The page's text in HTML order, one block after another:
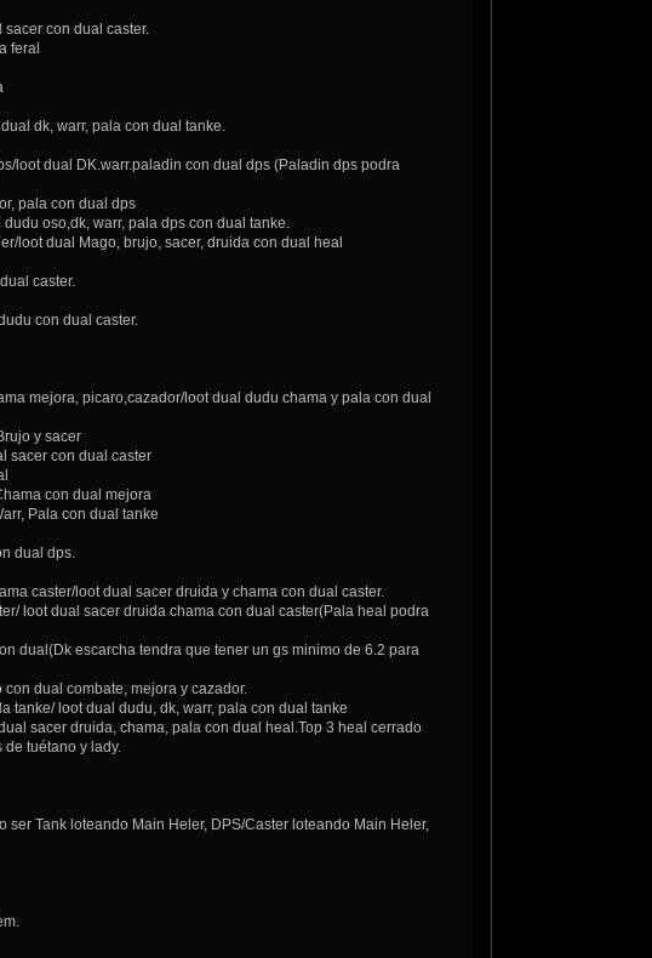
sacer con dual caster.
feral
dk, warr, pala con dual tanke.
loot dual DK.warr.paladin con dual dps (Paladin dps podra
pala con dual dps
oso,dk, warr, pala dps con dual tanke.
loot dual Mago, brujo, sacer, druida con dual heal
caster.
con dual caster.
mejora, picaro,cazador/loot dual dudu chama y pala con dual
y sacer
sacer con dual caster
con dual mejora
Pala con dual tanke
dual dps.
caster/loot dual sacer druida y chama con dual caster.
loot dual sacer druida chama con dual caster(Pala heal podra
dual(Dk escarcha tendra que tener un gs minimo de 6.2 para
con dual combate, mejora y cazador.
tanke/ loot dual dudu, dk, warr, pala con dual tanke
sacer druida, chama, pala con dual heal.Top 3 heal cerrado
tuétano y lady.
Tank loteando Main Heler, DPS/Caster loteando Main Heler,